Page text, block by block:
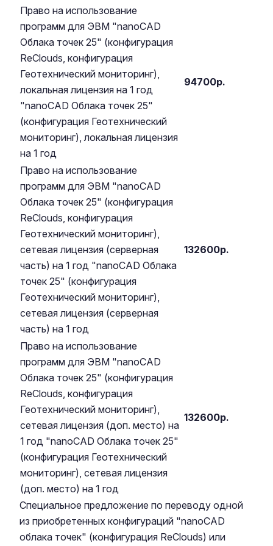
Право на использование
программ для ЭВМ "nanoCAD
Облака точек 25" (конфигурация
ReClouds, конфигурация
Геотехнический мониторинг),
локальная лицензия на 1 год
"nanoCAD Облака точек 25"
(конфигурация Геотехнический
мониторинг), локальная лицензия
на 1 год
94700р.
Право на использование
программ для ЭВМ "nanoCAD
Облака точек 25" (конфигурация
ReClouds, конфигурация
Геотехнический мониторинг),
сетевая лицензия (серверная
часть) на 1 год "nanoCAD Облака
точек 25" (конфигурация
Геотехнический мониторинг),
сетевая лицензия (серверная
часть) на 1 год
132600р.
Право на использование
программ для ЭВМ "nanoCAD
Облака точек 25" (конфигурация
ReClouds, конфигурация
Геотехнический мониторинг),
сетевая лицензия (доп. место) на
1 год "nanoCAD Облака точек 25"
(конфигурация Геотехнический
мониторинг), сетевая лицензия
(доп. место) на 1 год
132600р.
Специальное предложение по переводу одной
из приобретенных конфигураций "nanoCAD
облака точек" (конфигурация ReClouds) или